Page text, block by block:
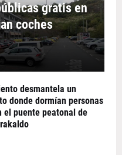
gratis en
coches
desmantela un
donde dormían personas
el puente peatonal de